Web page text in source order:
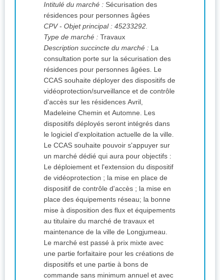
Intitulé du marché : Sécurisation des
résidences pour personnes âgées
CPV- Objet principal : 45233292.
Type de marché : Travaux
Description succincte du marché : La
consultation porte sur la sécurisation des
résidences pour personnes âgées. Le
CCAS souhaite déployer des dispositifs de
vidéoprotection/surveillance et de contrôle
d'accès sur les résidences Avril,
Madeleine Chemin et Automne. Les
dispositifs déployés seront intégrés dans
le logiciel d'exploitation actuelle de la ville.
Le CCAS souhaite pouvoir s'appuyer sur
un marché dédié qui aura pour objectifs :
Le déploiement et l'extension du dispositif
de vidéoprotection ; la mise en place de
dispositif de contrôle d'accès ; la mise en
place des équipements réseau; la bonne
mise à disposition des flux et équipements
au titulaire du marché de travaux et
maintenance de la ville de Longjumeau.
Le marché est passé à prix mixte avec
une partie forfaitaire pour les créations de
dispositifs et une partie à bons de
commande sans minimum annuel et avec